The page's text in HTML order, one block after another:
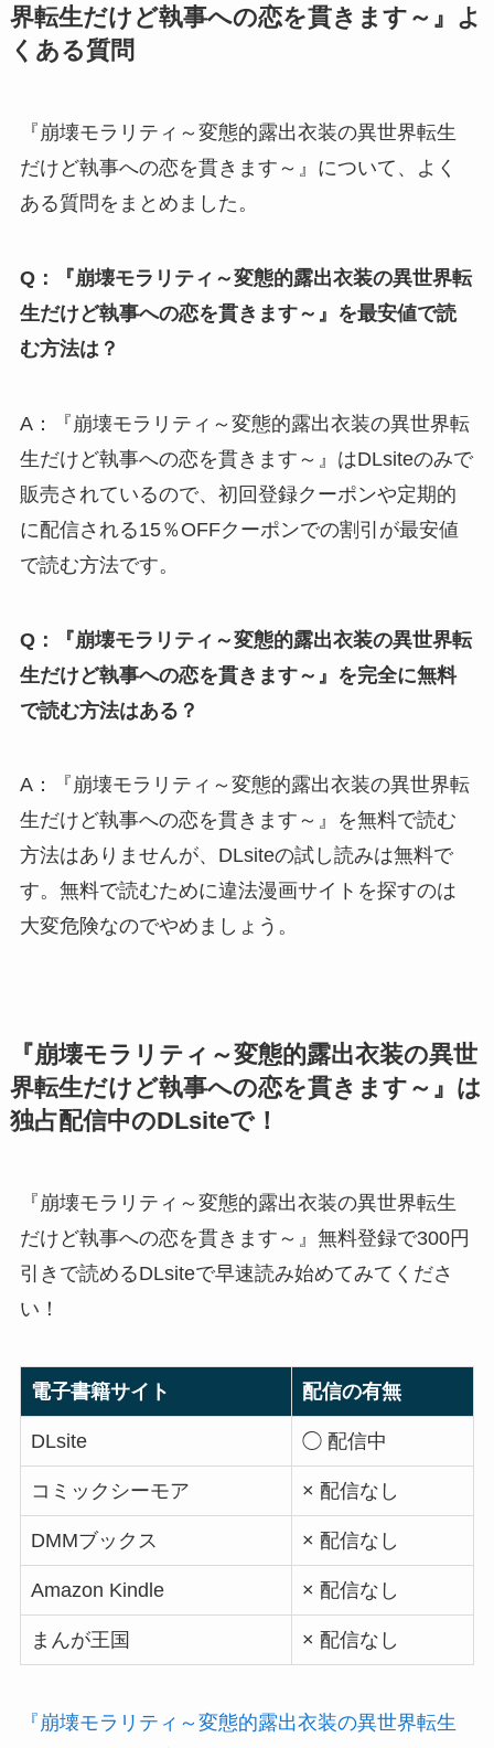
界転生だけど執事への恋を貫きます～』よ
くある質問
『崩壊モラリティ～変態的露出衣装の異世界転生
だけど執事への恋を貫きます～』について、よく
ある質問をまとめました。
Q：『崩壊モラリティ～変態的露出衣装の異世界転
生だけど執事への恋を貫きます～』を最安値で読
む方法は？
A：『崩壊モラリティ～変態的露出衣装の異世界転
生だけど執事への恋を貫きます～』はDLsiteのみで
販売されているので、初回登録クーポンや定期的
に配信される15％OFFクーポンでの割引が最安値
で読む方法です。
Q：『崩壊モラリティ～変態的露出衣装の異世界転
生だけど執事への恋を貫きます～』を完全に無料
で読む方法はある？
A：『崩壊モラリティ～変態的露出衣装の異世界転
生だけど執事への恋を貫きます～』を無料で読む
方法はありませんが、DLsiteの試し読みは無料で
す。無料で読むために違法漫画サイトを探すのは
大変危険なのでやめましょう。
『崩壊モラリティ～変態的露出衣装の異世
界転生だけど執事への恋を貫きます～』は
独占配信中のDLsiteで！
『崩壊モラリティ～変態的露出衣装の異世界転生
だけど執事への恋を貫きます～』無料登録で300円
引きで読めるDLsiteで早速読み始めてみてくださ
い！
電子書籍サイト 配信の有無
DLsite ◯ 配信中
コミックシーモア × 配信なし
DMMブックス × 配信なし
Amazon Kindle × 配信なし
まんが王国 × 配信なし
『崩壊モラリティ～変態的露出衣装の異世界転生